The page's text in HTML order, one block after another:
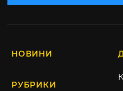
НОВИНИ
РУБРИКИ